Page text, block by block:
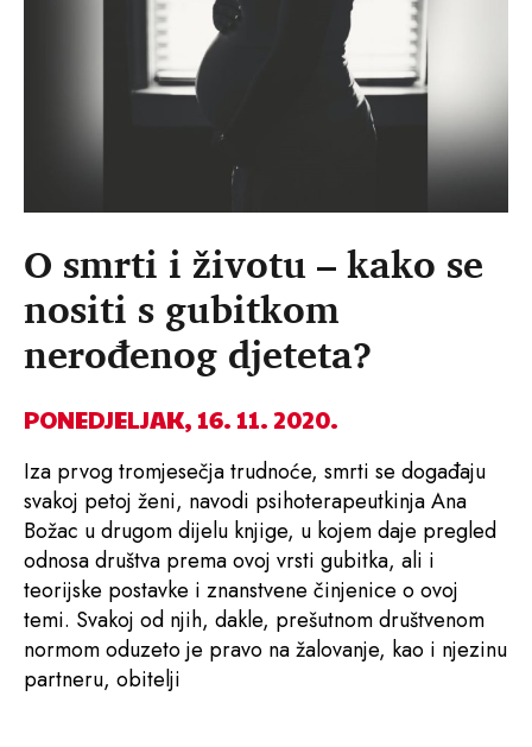
O smrti i životu – kako se
nositi s gubitkom
nerođenog djeteta?
PONEDJELJAK, 16. 11. 2020.
Iza prvog tromjesečja trudnoće, smrti se događaju
svakoj petoj ženi, navodi psihoterapeutkinja Ana
Božac u drugom dijelu knjige, u kojem daje pregled
odnosa društva prema ovoj vrsti gubitka, ali i
teorijske postavke i znanstvene činjenice o ovoj
temi. Svakoj od njih, dakle, prešutnom društvenom
normom oduzeto je pravo na žalovanje, kao i njezinu
partneru, obitelji